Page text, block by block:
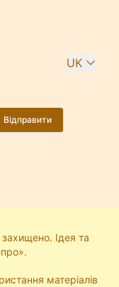
UK
Відправити
Ідея та
матеріалів